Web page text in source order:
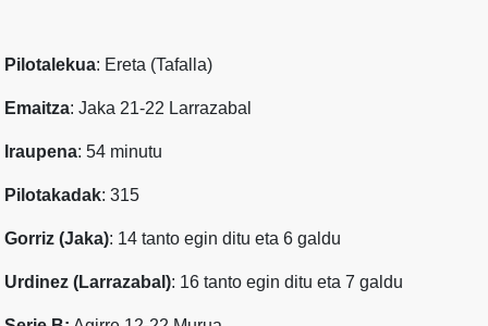
Pilotalekua: Ereta (Tafalla)
Emaitza: Jaka 21-22 Larrazabal
Iraupena: 54 minutu
Pilotakadak: 315
Gorriz (Jaka): 14 tanto egin ditu eta 6 galdu
Urdinez (Larrazabal): 16 tanto egin ditu eta 7 galdu